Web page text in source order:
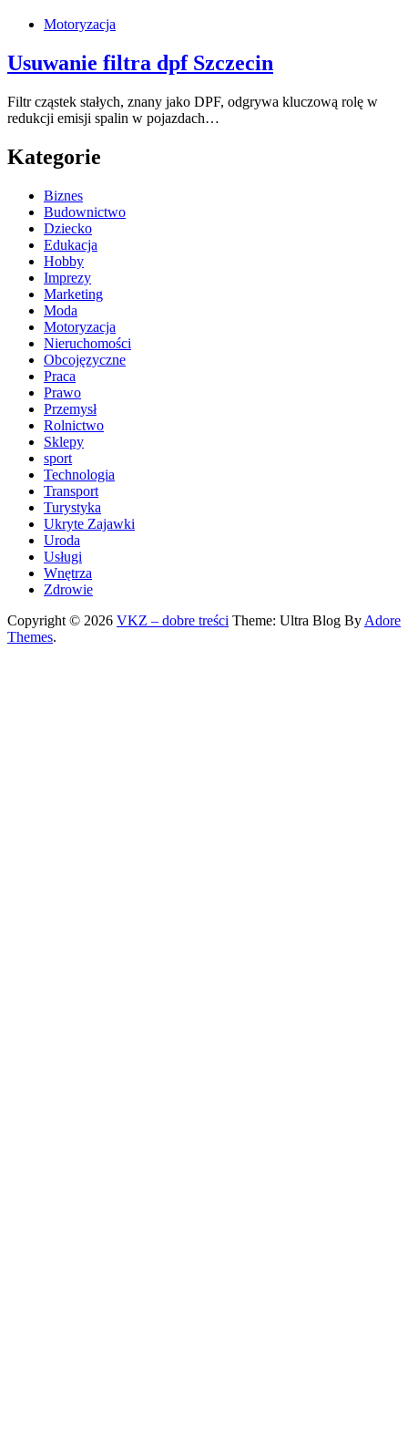
Motoryzacja
Usuwanie filtra dpf Szczecin
Filtr cząstek stałych, znany jako DPF, odgrywa kluczową rolę w
redukcji emisji spalin w pojazdach…
Kategorie
Biznes
Budownictwo
Dziecko
Edukacja
Hobby
Imprezy
Marketing
Moda
Motoryzacja
Nieruchomości
Obcojęzyczne
Praca
Prawo
Przemysł
Rolnictwo
Sklepy
sport
Technologia
Transport
Turystyka
Ukryte Zajawki
Uroda
Usługi
Wnętrza
Zdrowie
Copyright © 2026 VKZ – dobre treści Theme: Ultra Blog By Adore
Themes.